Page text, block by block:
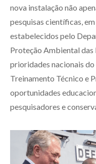
nova instalação não
pesquisas científicas,
estabelecidos pelo
Proteção Ambiental das
prioridades nacionais
Treinamento Técnico e
oportunidades
pesquisadores e